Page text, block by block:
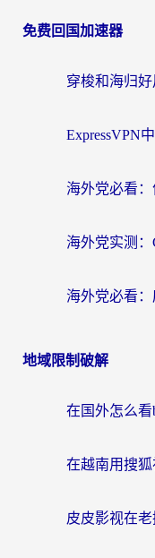
免费回国加速器
地域限制破解